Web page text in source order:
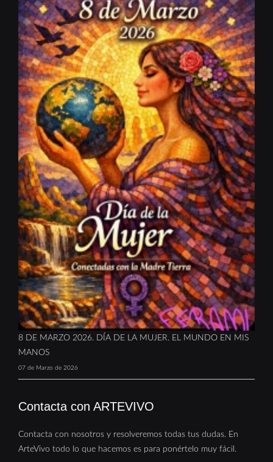
8 DE MARZO 2026. DÍA DE LA MUJER. EL MUNDO EN MIS
MANOS
07 de Marzo de 2026
Contacta con ARTEVIVO
Contacta con nosotros y resolveremos todas tus dudas. En
ArteVivo todo lo que hacemos es para ponértelo muy fácil.